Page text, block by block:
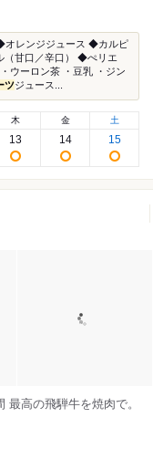
レンジジュース ◆カルピ
（甘口／辛口） ◆ぺリエ
ウーロン茶 ・豆乳 ・ジン
ツジュース...
木
13
金
14
土
15
高の飛騨牛を焼肉で。